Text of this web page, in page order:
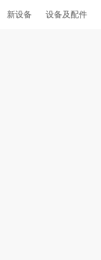
新设备 设备及配件